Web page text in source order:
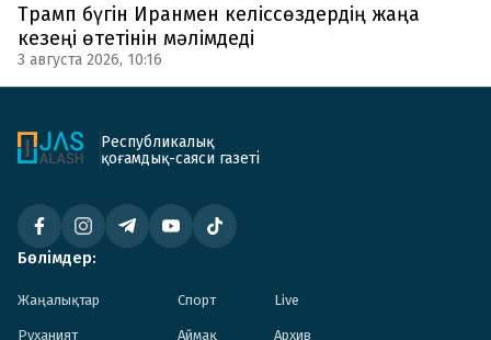
Трамп бүгін Иранмен келіссөздердің жаңа
кезеңі өтетінін мәлімдеді
3 августа 2026, 10:16
Республикалық
қоғамдық-саяси газеті
Бөлімдер:
Жаңалықтар Спорт Live
Руханият Аймақ Архив